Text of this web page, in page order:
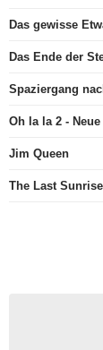
Das gewisse
Das Ende der
Spaziergang
Oh la la 2 -
Jim Queen
The Last Sunrise